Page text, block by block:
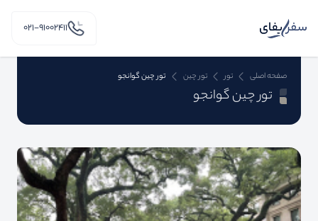
۰۲۱-91002411
صفحه اصلی تور تور چین تور چین گوانجو
تور چین گوانجو